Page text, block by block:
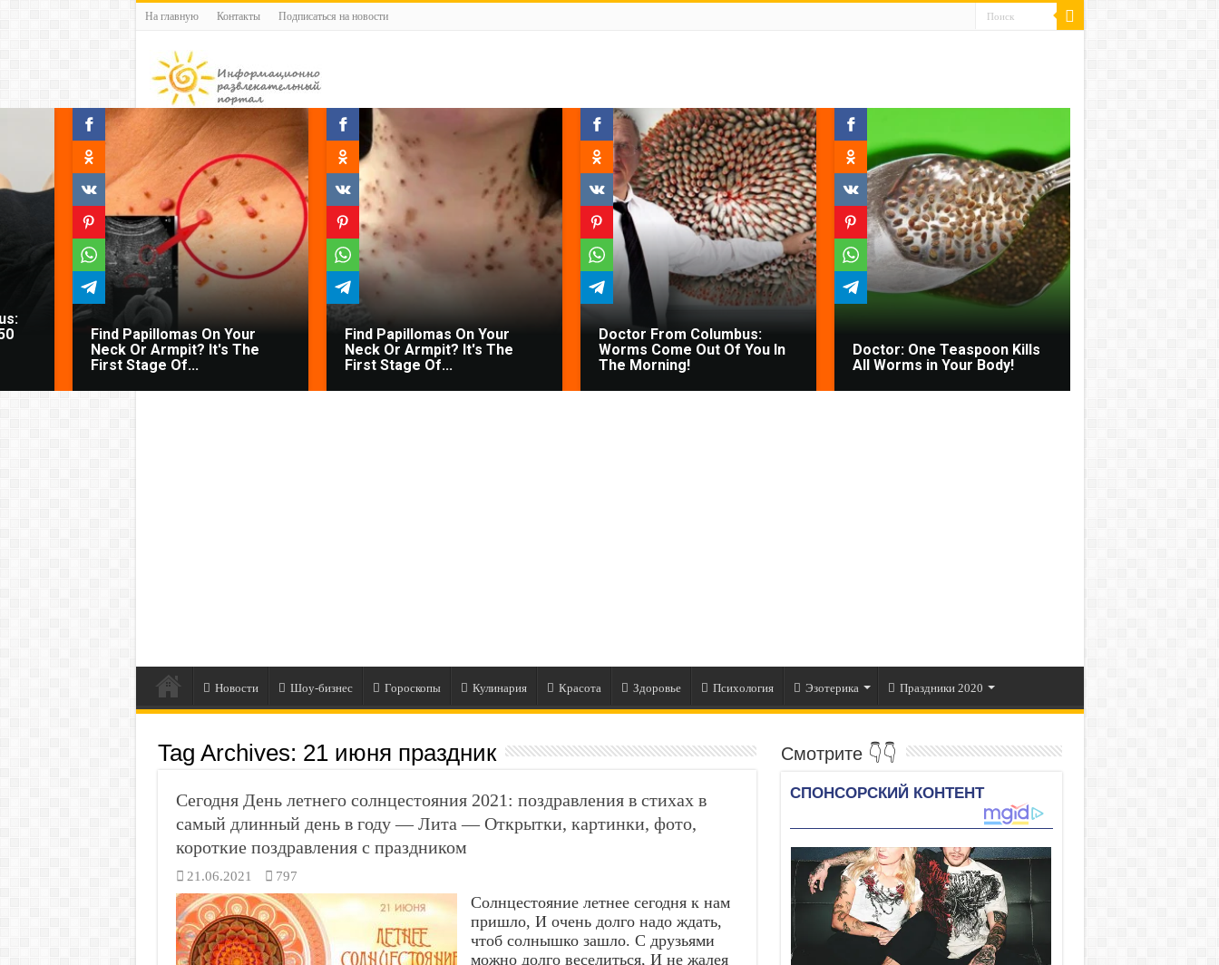
На главную Контакты Подписаться на новости
Find Papillomas On Your
Neck Or Armpit? It's The
First Stage Of...
Find Papillomas On Your
Neck Or Armpit? It's The
First Stage Of...
Doctor From Columbus:
Worms Come Out Of You In
The Morning!
Doctor: One Teaspoon Kills
All Worms in Your Body!
Новости Шоу-бизнес Гороскопы Кулинария Красота Здоровье Психология Эзотерика Праздники 2020
Tag Archives: 21 июня праздник
Сегодня День летнего солнцестояния 2021: поздравления в стихах в
самый длинный день в году — Лита — Открытки, картинки, фото,
короткие поздравления с праздником
21.06.2021 797
Солнцестояние летнее сегодня к нам
пришло, И очень долго надо ждать,
чтоб солнышко зашло. С друзьями
можно долго веселиться, И не жалея
Смотрите 👇👇